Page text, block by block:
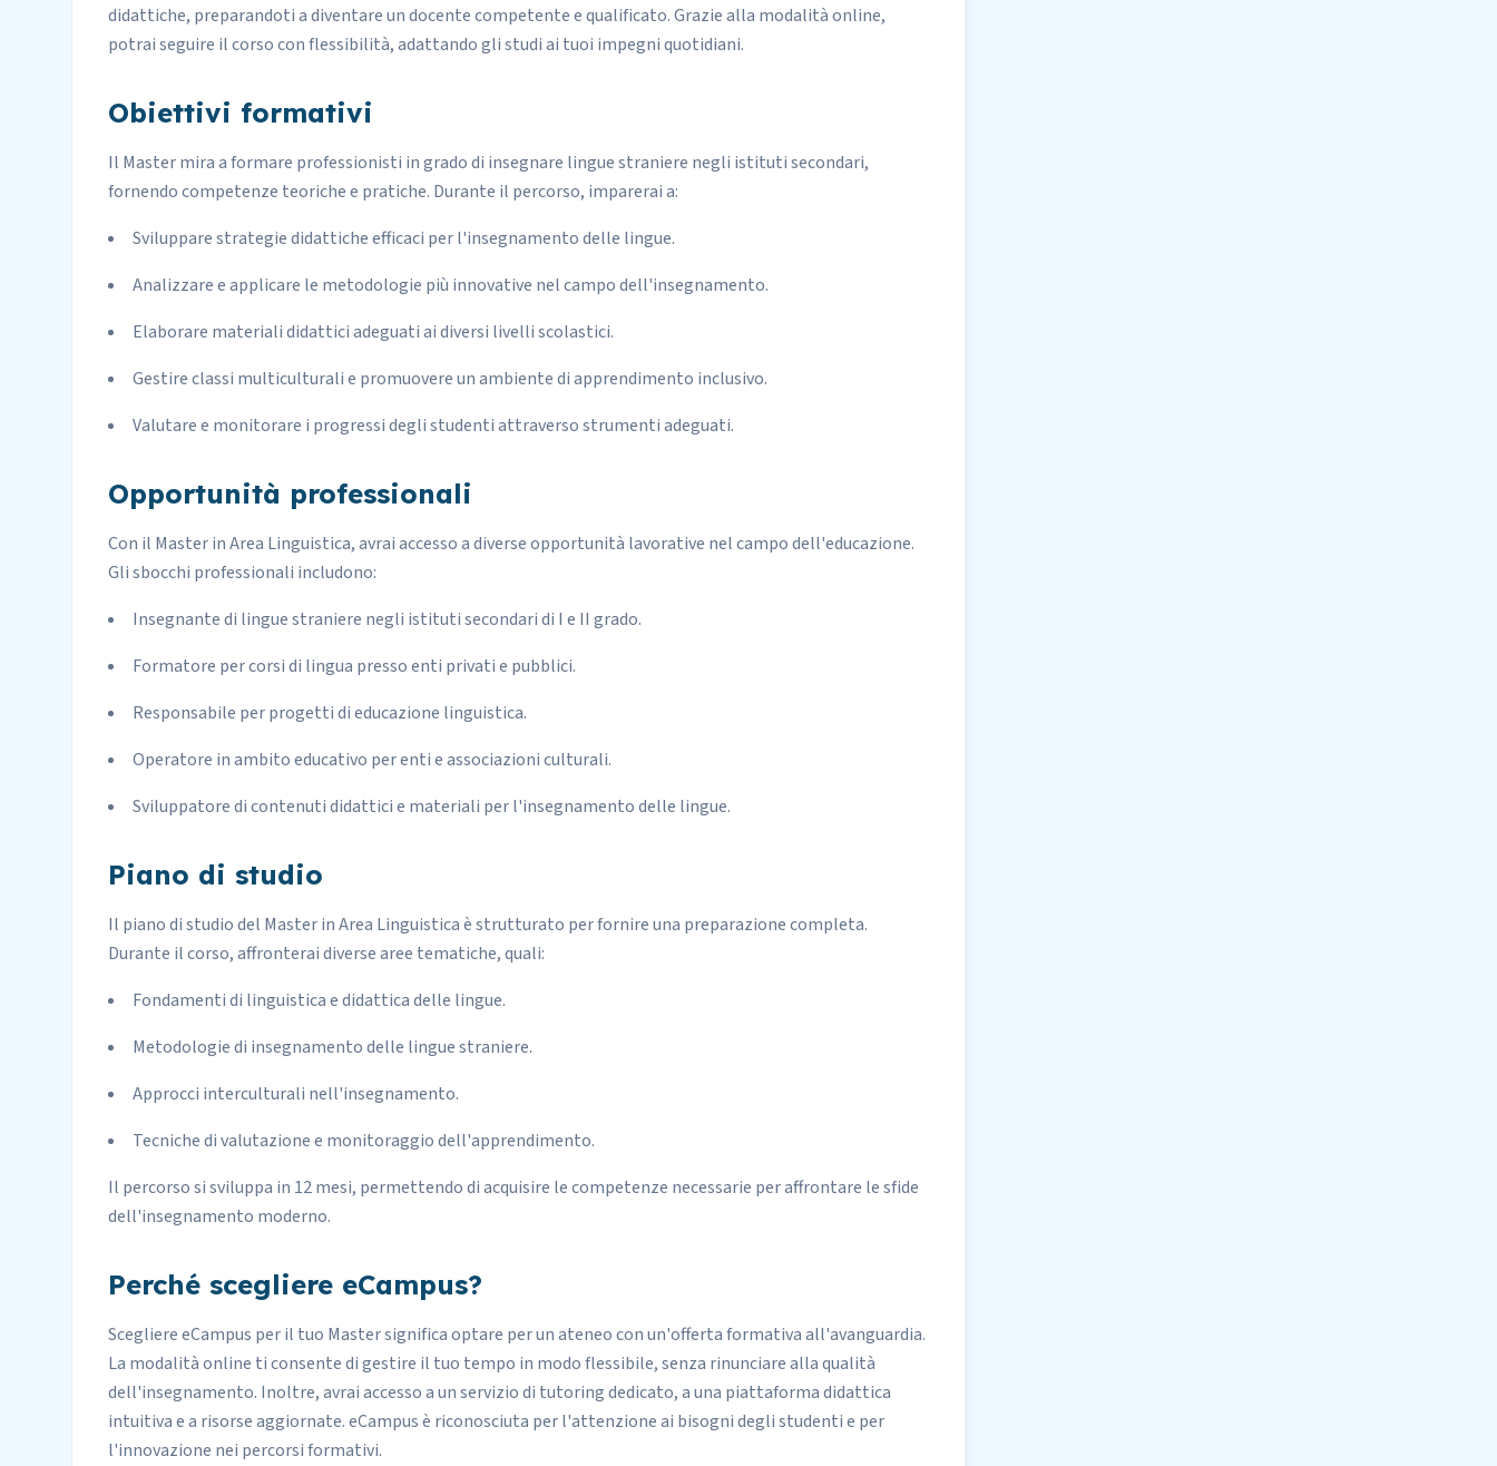
didattiche, preparandoti a diventare un docente competente e qualificato. Grazie alla modalità online,
potrai seguire il corso con flessibilità, adattando gli studi ai tuoi impegni quotidiani.
Obiettivi formativi
Il Master mira a formare professionisti in grado di insegnare lingue straniere negli istituti secondari,
fornendo competenze teoriche e pratiche. Durante il percorso, imparerai a:
Sviluppare strategie didattiche efficaci per l'insegnamento delle lingue.
Analizzare e applicare le metodologie più innovative nel campo dell'insegnamento.
Elaborare materiali didattici adeguati ai diversi livelli scolastici.
Gestire classi multiculturali e promuovere un ambiente di apprendimento inclusivo.
Valutare e monitorare i progressi degli studenti attraverso strumenti adeguati.
Opportunità professionali
Con il Master in Area Linguistica, avrai accesso a diverse opportunità lavorative nel campo dell'educazione.
Gli sbocchi professionali includono:
Insegnante di lingue straniere negli istituti secondari di I e II grado.
Formatore per corsi di lingua presso enti privati e pubblici.
Responsabile per progetti di educazione linguistica.
Operatore in ambito educativo per enti e associazioni culturali.
Sviluppatore di contenuti didattici e materiali per l'insegnamento delle lingue.
Piano di studio
Il piano di studio del Master in Area Linguistica è strutturato per fornire una preparazione completa.
Durante il corso, affronterai diverse aree tematiche, quali:
Fondamenti di linguistica e didattica delle lingue.
Metodologie di insegnamento delle lingue straniere.
Approcci interculturali nell'insegnamento.
Tecniche di valutazione e monitoraggio dell'apprendimento.
Il percorso si sviluppa in 12 mesi, permettendo di acquisire le competenze necessarie per affrontare le sfide
dell'insegnamento moderno.
Perché scegliere eCampus?
Scegliere eCampus per il tuo Master significa optare per un ateneo con un'offerta formativa all'avanguardia.
La modalità online ti consente di gestire il tuo tempo in modo flessibile, senza rinunciare alla qualità
dell'insegnamento. Inoltre, avrai accesso a un servizio di tutoring dedicato, a una piattaforma didattica
intuitiva e a risorse aggiornate. eCampus è riconosciuta per l'attenzione ai bisogni degli studenti e per
l'innovazione nei percorsi formativi.